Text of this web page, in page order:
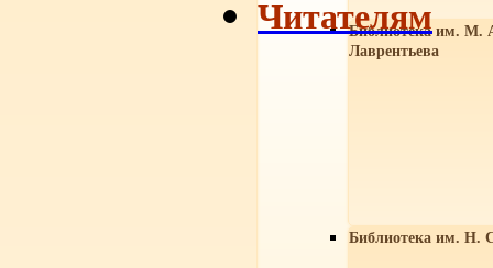
Библиотека им. М.
Лаврентьева
Библиотека им. Н.
Читателям